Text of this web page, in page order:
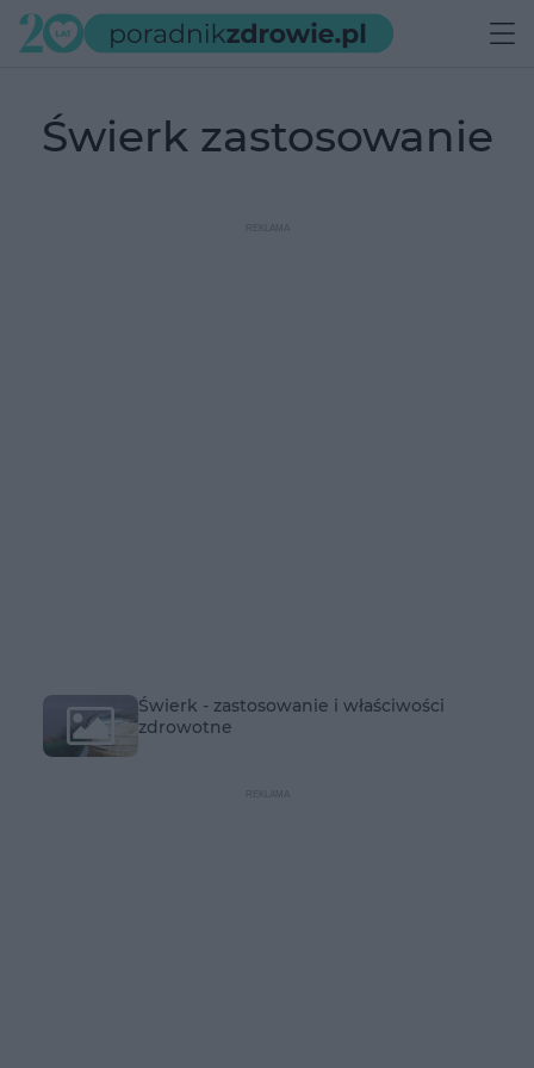
świerk zastosowanie
Świerk - zastosowanie i właściwości
zdrowotne